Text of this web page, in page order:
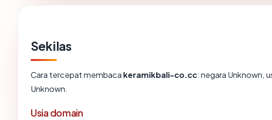
Sekilas
Cara tercepat membaca keramikbali-co.cc: negara Unknown,
Unknown.
Usia domain